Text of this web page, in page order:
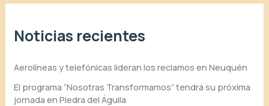
Noticias recientes
Aerolíneas y telefónicas lideran los reclamos en Neuquén
El programa “Nosotras Transformamos” tendrá su próxima
jornada en Piedra del Águila